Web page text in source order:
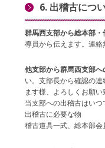
6. 出稽古につ
群馬西支部から総本部
導員から伝えます。連
他支部から群馬西支部
い。支部長から確認の
ます様、よろしくお願い
当支部への出稽古はい
出稽古に必要な物
稽古道具一式、総本部